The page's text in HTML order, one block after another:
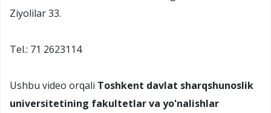
Ziyolilar 33.
Tel.: 71 2623114
Ushbu video orqali Toshkent davlat sharqshunoslik
universitetining fakultetlar va yo'nalishlar